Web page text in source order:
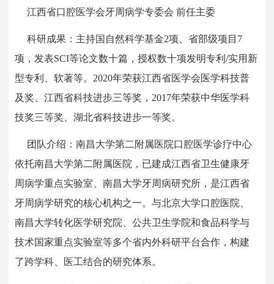
江西省口腔医学会牙周病学专委会 前任主委
科研成果：主持国自然科学基金2项、省部级项目7
项，发表SCI等论文数十篇，授权数十项发明专利/实用新
型专利、软著等。2020年荣获江西省医学会医学科技普
及奖、江西省科技进步三等奖，2017年荣获中华医学科
技奖三等奖、湖北省科技进步一等奖。
团队介绍：南昌大学第二附属医院口腔医学诊疗中心
依托南昌大学第二附属医院，已建成江西省卫生健康牙
周病学重点实验室、南昌大学牙周病研究所，是江西省
牙周病学研究的核心机构之一。与北京大学口腔医院、
南昌大学转化医学研究院、公共卫生学院和食品科学与
技术国家重点实验室等多个省内外科研平台合作，构建
了跨学科、医工结合的研究体系。